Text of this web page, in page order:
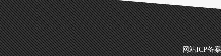
网站ICP备